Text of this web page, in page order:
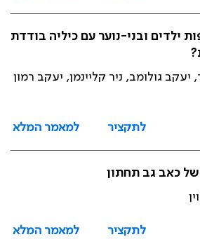
ילדים ובני-נוער עם כיליה בודדת
יעקב גולומב, ניר קליינמן, יעקב רמון
לתקציר
למאמר המלא
כאב גב תחתון
לתקציר
למאמר המלא